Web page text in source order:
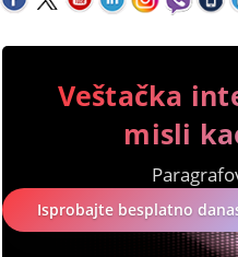
Veštačka
misli
Isprobajte besplatno